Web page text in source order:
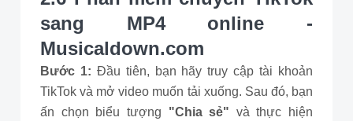
sang MP4 online -
Musicaldown.com
Bước 1: Đầu tiên, bạn hãy truy cập tài khoản
TikTok và mở video muốn tải xuống. Sau đó, bạn
ấn chọn biểu tượng "Chia sẻ" và thực hiện